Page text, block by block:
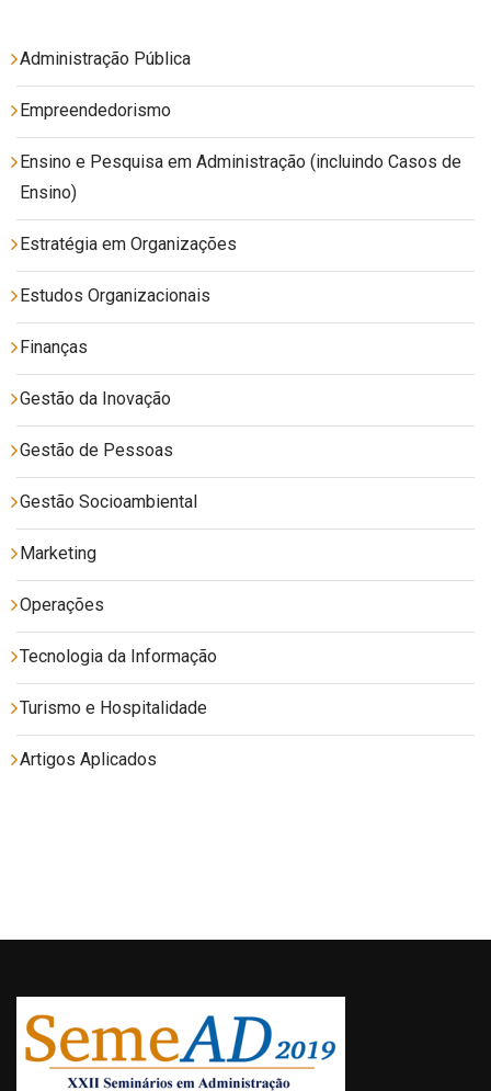
Administração Pública
Empreendedorismo
Ensino e Pesquisa em Administração (incluindo Casos de
Ensino)
Estratégia em Organizações
Estudos Organizacionais
Finanças
Gestão da Inovação
Gestão de Pessoas
Gestão Socioambiental
Marketing
Operações
Tecnologia da Informação
Turismo e Hospitalidade
Artigos Aplicados